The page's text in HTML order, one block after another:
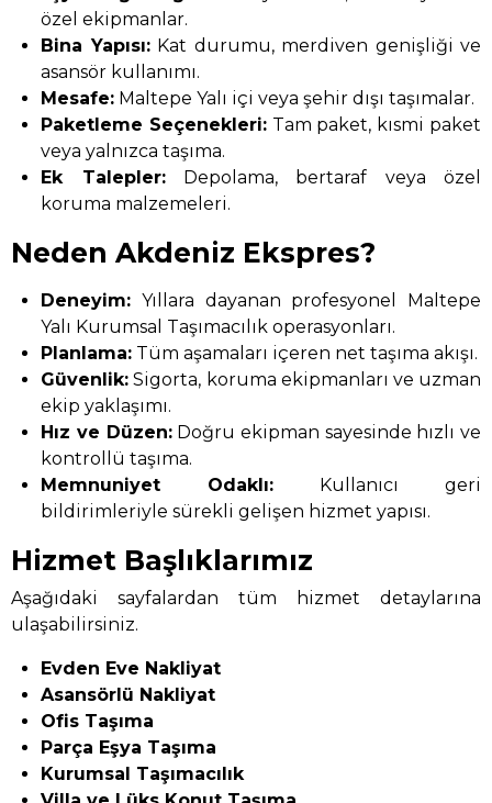
özel ekipmanlar.
Bina Yapısı:Kat durumu, merdiven genişliği ve
asansör kullanımı.
Mesafe: Maltepe Yalı içi veya şehir dışı taşımalar.
Paketleme Seçenekleri:Tam paket, kısmi paket
veya yalnızca taşıma.
Ek Talepler:Depolama, bertaraf veya özel
koruma malzemeleri.
Neden Akdeniz Ekspres?
Deneyim: Yıllara dayanan profesyonel Maltepe
Yalı Kurumsal Taşımacılık operasyonları.
Planlama: Tüm aşamaları içeren net taşıma akışı.
Güvenlik: Sigorta, koruma ekipmanları ve uzman
ekip yaklaşımı.
Hız ve Düzen:Doğru ekipman sayesinde hızlı ve
kontrollü taşıma.
Memnuniyet Odaklı: Kullanıcı geri
bildirimleriyle sürekli gelişen hizmet yapısı.
Hizmet Başlıklarımız
Aşağıdaki sayfalardan tüm hizmet detaylarına
ulaşabilirsiniz.
Evden Eve Nakliyat
Asansörlü Nakliyat
Ofis Taşıma
Parça Eşya Taşıma
Kurumsal Taşımacılık